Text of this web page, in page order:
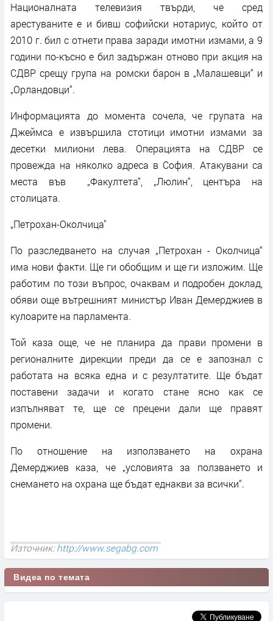
Националната телевизия твърди, че сред
арестуваните е и бивш софийски нотариус, който от
2010 г. бил с отнети права заради имотни измами, а 9
години по-късно е бил задържан отново при акция на
СДВР срещу група на ромски барон в „Малашевци“ и
„Орландовци“.
Информацията до момента сочела, че групата на
Джеймса е извършила стотици имотни измами за
десетки милиони лева. Операцията на СДВР се
провежда на няколко адреса в София. Атакувани са
места във „Факултета“, „Люлин“, центъра на
столицата.
„Петрохан-Околчица"
По разследването на случая „Петрохан - Околчица“
има нови факти. Ще ги обобщим и ще ги изложим. Ще
работим по този въпрос, очаквам и подробен доклад,
обяви още вътрешният министър Иван Демерджиев в
кулоарите на парламента.
Той каза още, че не планира да прави промени в
регионалните дирекции преди да се е запознал с
работата на всяка една и с резултатите. Ще бъдат
поставени задачи и когато стане ясно как се
изпълняват те, ще се прецени дали ще правят
промени.
По отношение на използването на охрана
Демерджиев каза, че „условията за ползването и
снемането на охрана ще бъдат еднакви за всички“.
Източник:http://www.segabg.com
Видеа по темата